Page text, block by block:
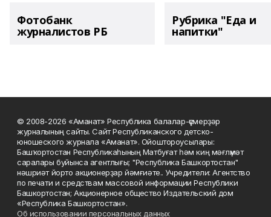
Фотобанк
журналистов РБ
Рубрика "Еда и
напитки"
© 2008-2026 «Аманат» Республика балалар-үҫмерҙәр
журналының сайты. Сайт Республиканского детско-
юношеского журнала «Аманат». Ойоштороусылары:
Башҡортостан Республикаһының Матбуғат һәм киң мәғлүмәт
саралары буйынса агентлығы; "Республика Башкортостан"
нәшриәт йорто акционерҙар йәмғиәте.. Учредители: Агентство
по печати и средствам массовой информации Республики
Башкортостан; Акционерное общество Издательский дом
«Республика Башкортостан».
Об использовании персональных данных